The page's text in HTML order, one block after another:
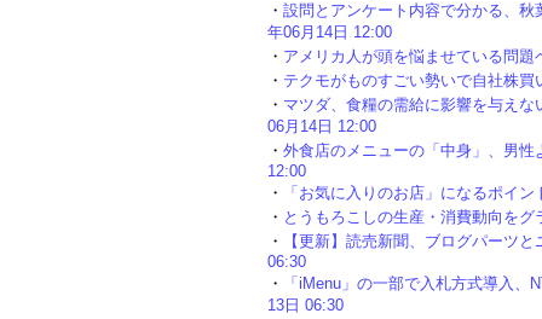
・ 設問とアンケート内容で分かる、
年06月14日 12:00
・ アメリカ人が頭を悩ませている問
・ テクモがものすごい勢いで自社株
・ マツダ、食糧の需給に影響を与え
06月14日 12:00
・ 外食店のメニューの「中身」、男
12:00
・
「お気に入りのお店」になるポイ
・ とうもろこしの生産・消費動向を
・
【更新】読売新聞、ブログパーツ
06:30
・
「iMenu」の一部で入札方式導入
13日 06:30